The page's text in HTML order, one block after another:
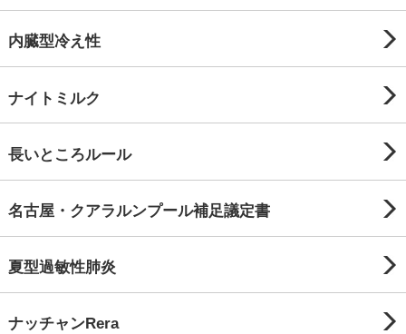
内臓型冷え性
ナイトミルク
長いところルール
名古屋・クアラルンプール補足議定書
夏型過敏性肺炎
ナッチャンRera